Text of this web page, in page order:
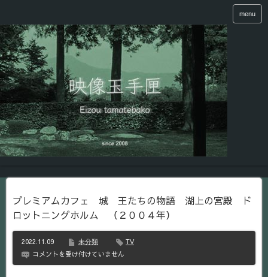
menu
プレミアムカフェ 城 王たちの物語 湖上の宮殿 ド
ロットニングホルム （２００４年）
2022.11.09 未分類 TV
プ
レ
コメントを受け付けていません